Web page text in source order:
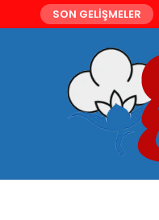
SON GELİŞMELER